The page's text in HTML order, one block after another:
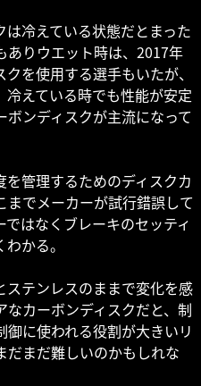
冷えている状態だとまった
ありウエット時は、2017年
を使用する選手もいたが、
えている時でも性能が安定
ンディスクが主流になって
管理するためのディスクカ
でメーカーが試行錯誤して
はなくブレーキのセッティ
かる。
テンレスのままで変化を感
カーボンディスクだと、制
に使われる役割が大きいリ
だまだ難しいのかもしれな